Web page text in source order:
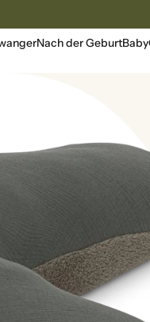
Nach der GeburtBaby